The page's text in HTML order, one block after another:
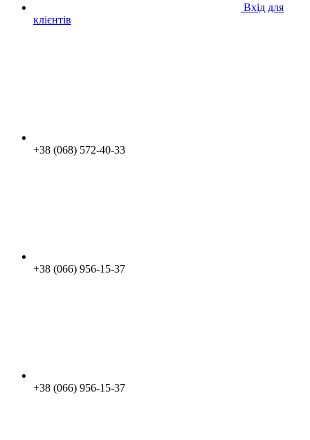
Вхід для
клієнтів
+38 (068) 572-40-33
+38 (066) 956-15-37
+38 (066) 956-15-37